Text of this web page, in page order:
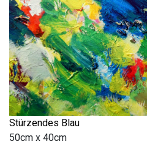
Stürzendes Blau
50cm x 40cm